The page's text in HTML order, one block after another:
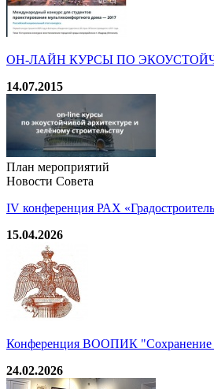
ОН-ЛАЙН КУРСЫ ПО
14.07.2015
План мероприятий
Новости Совета
IV конференция РАХ
15.04.2026
Конференция ВООПИК "Сохранение
24.02.2026